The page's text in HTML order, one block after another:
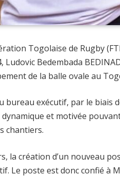
Togolaise de Rugby
Ludovic Bedembada
de la balle ovale au
bureau exécutif, par le biais
dynamique et motivée
chantiers.
la création d’un nouveau
Le poste est donc confié à